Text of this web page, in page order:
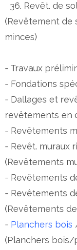
36. Revêt. de
(Revêtement de
minces)
- Travaux
- Fondations
- Dallages et
revêtements en
- Revêtements
- Revêt. muraux
(Revêtements
- Revêtements
- Revêtements
(Revêtements
- Planchers bois
(Planchers bois/